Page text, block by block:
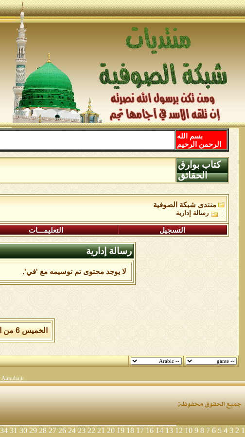
بسم الله
الرحمن الرحيم
كتاب بوارق
الحقائق
منتدى شبكة الصوفية
رسالة إدارية
التسجيل التعليمـــات
رسالة إدارية
لا يوجد محتوى تم توسيمه مع 'في'.
الخميس 6 من اغسطس 2026 , الساعة الان 04:42:54 صباحاً.
Almuhajir
1
2
3
4
5
6
7
8
9
10
12
13
14
16
17
18
19
20
21
22
23
24
26
27
28
29
30
31
34